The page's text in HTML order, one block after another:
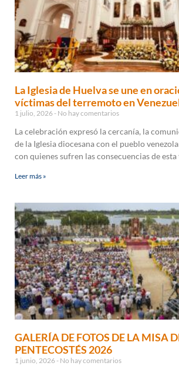
La Iglesia de Huelva se une en
víctimas del terremoto en
1 julio, 2026 No hay comentarios
La celebración expresó la cercanía, la
de la Iglesia diocesana con el pueblo
con quienes sufren las consecuencias de esta
Leer más »
GALERÍA DE FOTOS DE LA MISA
PENTECOSTÉS 2026
1 junio, 2026 No hay comentarios